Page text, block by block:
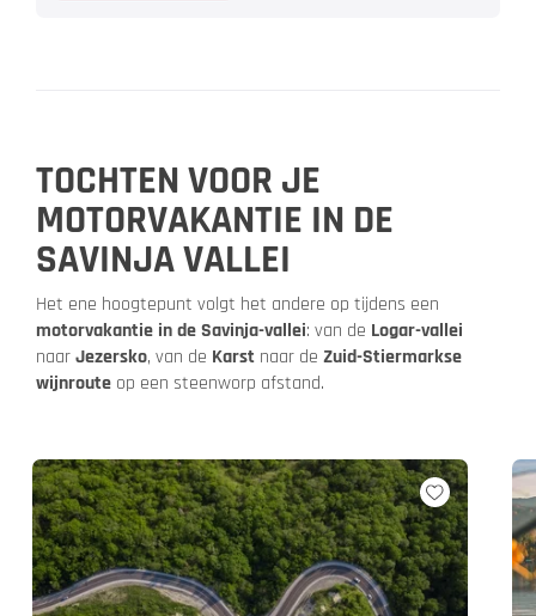
TOCHTEN VOOR JE
MOTORVAKANTIE IN DE
SAVINJA VALLEI
Het ene hoogtepunt volgt het andere op tijdens een
motorvakantie in de Savinja-vallei: van de Logar-vallei
naarJezersko, van de Karst naar de Zuid-Stiermarkse
wijnroute op een steenworp afstand.